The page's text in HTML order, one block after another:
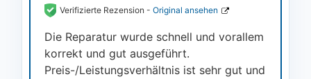
Verifizierte Rezension - Original ansehen
Die Reparatur wurde schnell und vorallem
korrekt und gut ausgeführt.
Preis-/Leistungsverhältnis ist sehr gut und